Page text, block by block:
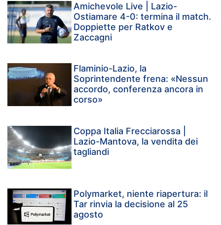
Amichevole Live | Lazio-
Ostiamare 4-0: termina il match.
Doppiette per Ratkov e
Zaccagni
Flaminio-Lazio, la
Soprintendente frena: «Nessun
accordo, conferenza ancora in
corso»
Coppa Italia Frecciarossa |
Lazio-Mantova, la vendita dei
tagliandi
Polymarket, niente riapertura: il
Tar rinvia la decisione al 25
agosto